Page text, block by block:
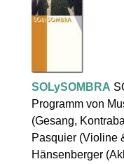
SOLySOMBRA
Programm von
(Gesang,
Pasquier (Violine
Hänsenberger